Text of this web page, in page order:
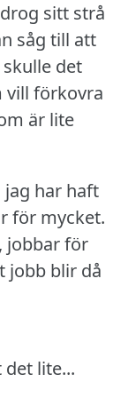
sitt strå
såg till att
det
vill förkovra
är lite
jag har haft
för mycket.
jobbar för
jobb blir då
det lite...